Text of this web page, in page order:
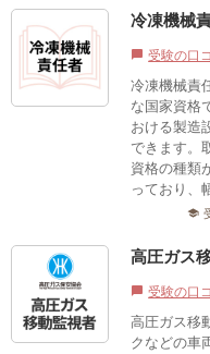
冷凍機械
chat_bubble 受験の口
冷凍機械責
な国家資格
おける製造
できます。
資格の種類
っており、
school
高圧ガス
chat_bubble 受験の口
高圧ガス移
クなどの車